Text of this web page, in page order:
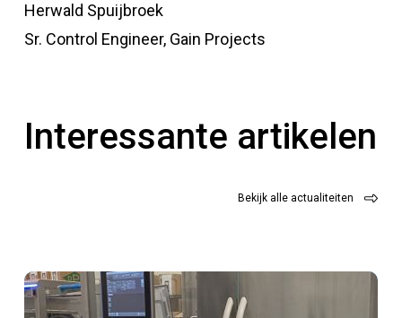
Herwald Spuijbroek
Sr. Control Engineer, Gain Projects
Interessante artikelen
Bekijk alle actualiteiten